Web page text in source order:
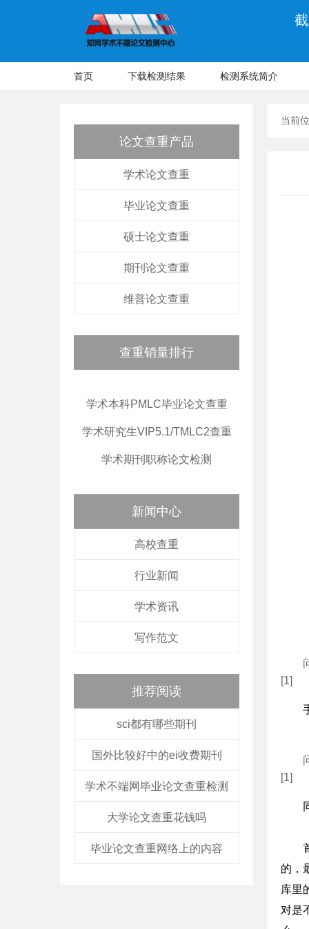
首页 下载检测结果 检测系统简介
论文查重产品
学术论文查重
毕业论文查重
硕士论文查重
期刊论文查重
维普论文查重
查重销量排行
学术本科PMLC毕业论文查重
学术研究生VIP5.1/TMLC2查重
学术期刊职称论文检测
新闻中心
高校查重
行业新闻
学术资讯
写作范文
推荐阅读
sci都有哪些期刊
国外比较好中的ei收费期刊
学术不端网毕业论文查重检测
大学论文查重花钱吗
毕业论文查重网络上的内容
当前
[1]
[1]
的，
库里
对是